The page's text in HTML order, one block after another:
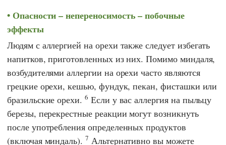
Опасности – непереносимость – побочные
эффекты
Людям с аллергией на орехи также следует избегать
напитков, приготовленных из них. Помимо миндаля,
возбудителями аллергии на орехи часто являются
грецкие орехи, кешью, фундук, пекан, фисташки или
бразильские орехи. 6 Если у вас аллергия на пыльцу
березы, перекрестные реакции могут возникнуть
после употребления определенных продуктов
(включая миндаль). 7 Альтернативно вы можете